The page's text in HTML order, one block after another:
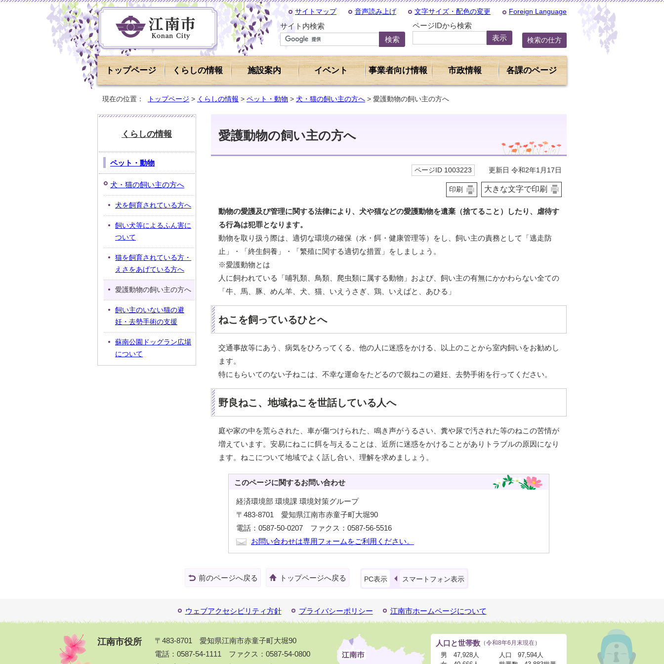
サイトマップ 音声読み上げ 文字サイズ・配色の変更 Foreign Language
サイト内検索 ページIDから検索
検索の仕方
トップページ くらしの情報 施設案内 イベント 事業者向け情報 市政情報 各課のページ
現在の位置： トップページ > くらしの情報 > ペット・動物 > 犬・猫の飼い主の方へ > 愛護動物の飼い主の方へ
愛護動物の飼い主の方へ
ページID 1003223 更新日 令和2年1月17日
印刷 大きな文字で印刷
動物の愛護及び管理に関する法律により、犬や猫などの愛護動物を遺棄（捨てること）したり、虐待す
る行為は犯罪となります。
動物を取り扱う際は、適切な環境の確保（水・餌・健康管理等）をし、飼い主の責務として「逃走防
止」・「終生飼養」・「繁殖に関する適切な措置」をしましょう。
※愛護動物とは
人に飼われている「哺乳類、鳥類、爬虫類に属する動物」および、飼い主の有無にかかわらない全ての
「牛、馬、豚、めん羊、犬、猫、いえうさぎ、鶏、いえばと、あひる」
ねこを飼っているひとへ
交通事故等にあう、病気をひろってくる、他の人に迷惑をかける、以上のことから室内飼いをお勧めし
ます。
特にもらいてのない子ねこは、不幸な運命をたどるので親ねこの避妊、去勢手術を行ってください。
野良ねこ、地域ねこを世話している人へ
庭や家の中を荒らされた、車が傷つけられた、鳴き声がうるさい、糞や尿で汚された等のねこの苦情が
増えています。安易にねこに餌を与えることは、近所に迷惑をかけることがありトラブルの原因になり
ます。ねこについて地域でよく話し合い、理解を求めましょう。
このページに関するお問い合わせ
経済環境部 環境課 環境対策グループ
〒483-8701 愛知県江南市赤童子町大堀90
電話：0587-50-0207 ファクス：0587-56-5516
お問い合わせは専用フォームをご利用ください。
くらしの情報
ペット・動物
犬・猫の飼い主の方へ
犬を飼育されている方へ
飼い犬等によるふん害に
ついて
猫を飼育されている方・
えさをあげている方へ
愛護動物の飼い主の方へ
飼い主のいない猫の避
妊・去勢手術の支援
蘇南公園ドッグラン広場
について
前のページへ戻る トップページへ戻る PC表示 スマートフォン表示
ウェブアクセシビリティ方針 プライバシーポリシー 江南市ホームページについて
江南市役所
〒483-8701 愛知県江南市赤童子町大堀90
電話：0587-54-1111 ファクス：0587-54-0800
人口と世帯数 （令和8年6月末現在）
男
47,928人
人口
97,594人